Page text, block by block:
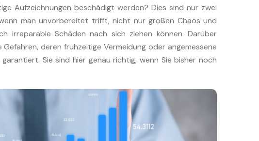
Aufzeichnungen beschädigt werden? Dies sind nur zwei
man unvorbereitet trifft, nicht nur großen Chaos und
irreparable Schäden nach sich ziehen können. Darüber
deren frühzeitige Vermeidung oder angemessene
Sie sind hier genau richtig, wenn Sie bisher noch